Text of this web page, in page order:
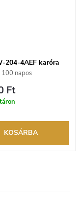
204-4AEF karóra
napos
lehetőség. Hivatalos
Ft
KOSÁRBA